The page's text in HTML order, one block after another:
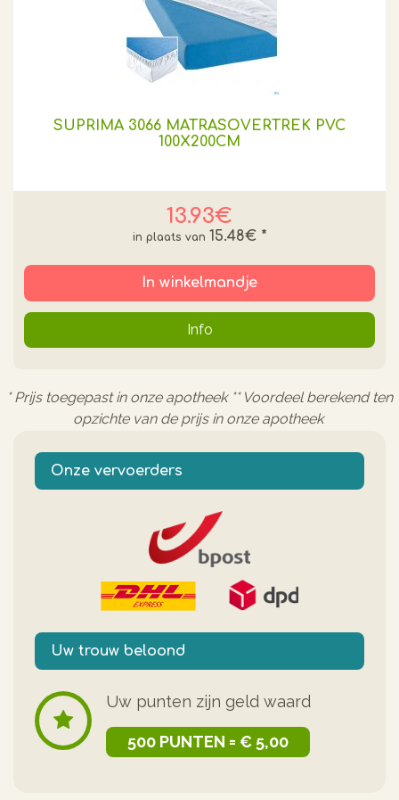
SUPRIMA 3066 MATRASOVERTREK PVC
100X200CM
13.93€
15.48€ *
In winkelmandje
Info
* Prijs toegepast in onze apotheek ** Voordeel berekend ten
opzichte van de prijs in onze apotheek
Onze vervoerders
Uw trouw beloond
Uw punten zijn geld waard
500 PUNTEN = € 5,00